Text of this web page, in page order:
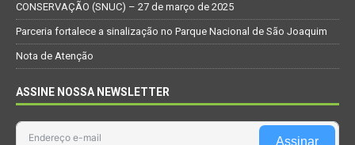
CONSERVAÇÃO (SNUC) – 27 de março de 2025
Parceria fortalece a sinalização no Parque Nacional de São Joaquim
Nota de Atenção
ASSINE NOSSA NEWSLETTER
Assinar